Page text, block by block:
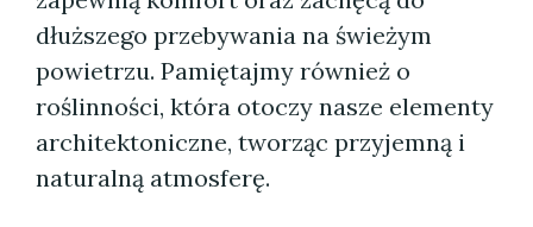
dłuższego przebywania na świeżym
powietrzu. Pamiętajmy również o
roślinności, która otoczy nasze elementy
architektoniczne, tworząc przyjemną i
naturalną atmosferę.